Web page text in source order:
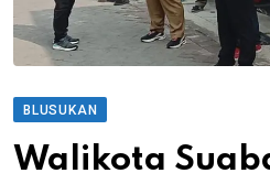
BLUSUKAN
Walikota